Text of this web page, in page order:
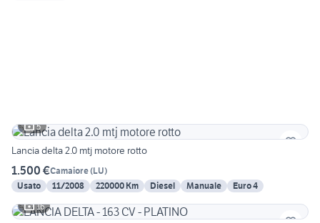
5
Lancia delta 2.0 mtj motore rotto
1.500 €Camaiore(LU)
Usato
11/2008 220000 Km Diesel Manuale
Euro 4
16